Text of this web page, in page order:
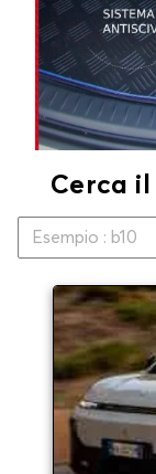
Cerca